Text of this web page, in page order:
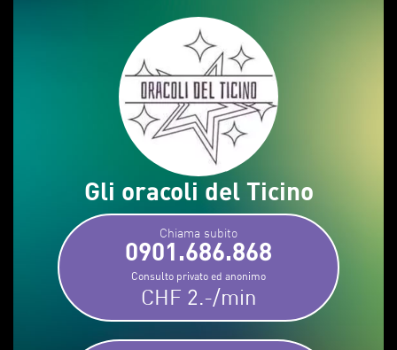
Gli oracoli del Ticino
Chiama subito
0901.686.868
Consulto privato ed anonimo
CHF 2.-/min